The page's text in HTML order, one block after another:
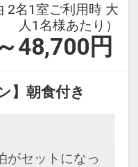
2名1室ご利用時 大
人1名様あたり）
48,700 円
】朝食付き
がセットになっ